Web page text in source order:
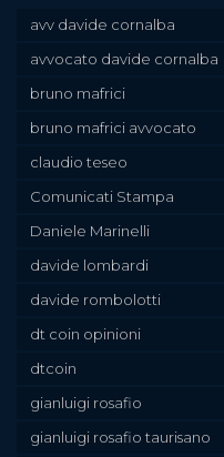
avv davide cornalba
avvocato davide cornalba
bruno mafrici
bruno mafrici avvocato
claudio teseo
Comunicati Stampa
Daniele Marinelli
davide lombardi
davide rombolotti
dt coin opinioni
dtcoin
gianluigi rosafio
gianluigi rosafio taurisano